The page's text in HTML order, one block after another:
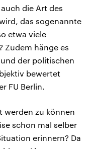
die Art des
das sogenannte
etwa viele
Zudem hänge es
der politischen
bewertet
FU Berlin.
werden zu können
schon mal selber
erinnern? Da